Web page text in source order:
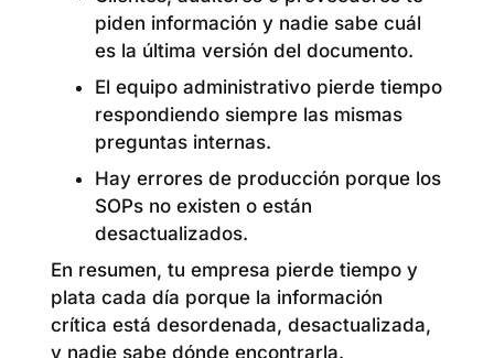
piden información y nadie sabe cuál
es la última versión del documento.
El equipo administrativo pierde tiempo
respondiendo siempre las mismas
preguntas internas.
Hay errores de producción porque los
SOPs no existen o están
desactualizados.
En resumen, tu empresa pierde tiempo y
plata cada día porque la información
crítica está desordenada, desactualizada,
y nadie sabe dónde encontrarla.